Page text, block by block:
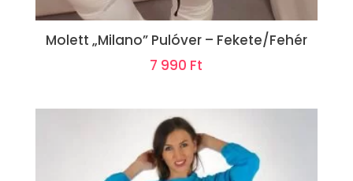
Molett „Milano” Pulóver – Fekete/Fehér
7 990 Ft